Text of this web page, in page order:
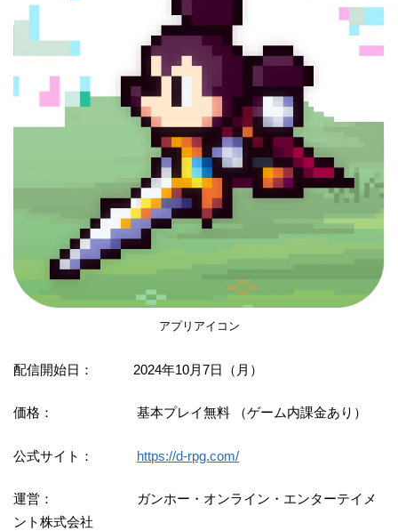
アプリアイコン
配信開始日： 2024年10月7日（月）
価格： 基本プレイ無料 （ゲーム内課金あり）
公式サイト： https://d-rpg.com/
運営： ガンホー・オンライン・エンターテイメ
ント株式会社